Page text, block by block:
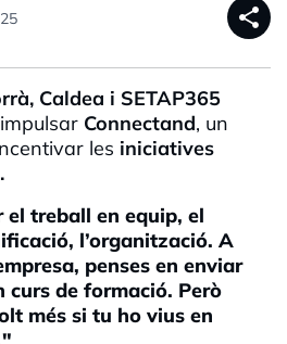
share
Caldea i SETAP365
Connectand, un
les iniciatives
treball en equip, el
l’organització. A
penses en enviar
curs de formació. Però
més si tu ho vius en